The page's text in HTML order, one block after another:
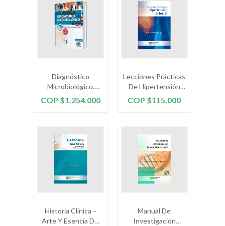
Diagnóstico
Microbiológico.
Sexta Edición
Precio
COP $1.254.000
Lecciones Prácticas
De Hipertensión
Arterial
Precio
COP $115.000
Historia Clínica –
Arte Y Esencia Del
Manual De
Investigación